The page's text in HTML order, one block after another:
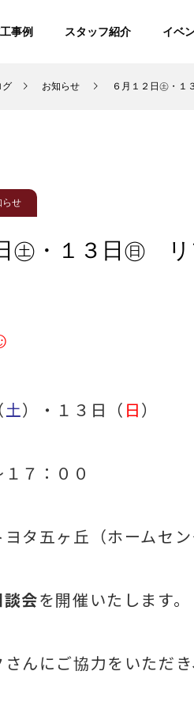
事例 スタッフ紹介 イベ
グ お知らせ ６月１２日㊏・
らせ
㊏・１３日㊐
土）・１３日（ 日）
７：００
ヨタ五ヶ丘（ホームセ
会を開催いたします。
んにご協力をいただき